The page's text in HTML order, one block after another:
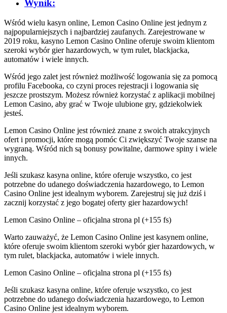
Wynik:
Wśród wielu kasyn online, Lemon Casino Online jest jednym z
najpopularniejszych i najbardziej zaufanych. Zarejestrowane w
2019 roku, kasyno Lemon Casino Online oferuje swoim klientom
szeroki wybór gier hazardowych, w tym rulet, blackjacka,
automatów i wiele innych.
Wśród jego zalet jest również możliwość logowania się za pomocą
profilu Facebooka, co czyni proces rejestracji i logowania się
jeszcze prostszym. Możesz również korzystać z aplikacji mobilnej
Lemon Casino, aby grać w Twoje ulubione gry, gdziekolwiek
jesteś.
Lemon Casino Online jest również znane z swoich atrakcyjnych
ofert i promocji, które mogą pomóc Ci zwiększyć Twoje szanse na
wygraną. Wśród nich są bonusy powitalne, darmowe spiny i wiele
innych.
Jeśli szukasz kasyna online, które oferuje wszystko, co jest
potrzebne do udanego doświadczenia hazardowego, to Lemon
Casino Online jest idealnym wyborem. Zarejestruj się już dziś i
zacznij korzystać z jego bogatej oferty gier hazardowych!
Lemon Casino Online – oficjalna strona pl (+155 fs)
Warto zauważyć, że Lemon Casino Online jest kasynem online,
które oferuje swoim klientom szeroki wybór gier hazardowych, w
tym rulet, blackjacka, automatów i wiele innych.
Lemon Casino Online – oficjalna strona pl (+155 fs)
Jeśli szukasz kasyna online, które oferuje wszystko, co jest
potrzebne do udanego doświadczenia hazardowego, to Lemon
Casino Online jest idealnym wyborem.